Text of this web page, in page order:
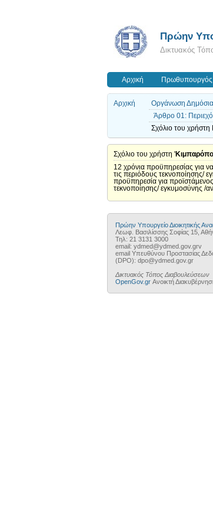
Πρώην
Δικτυακός
Αρχική Πρωθυπουργός
Αρχική
Οργάνωση
Άρθρο 01:
Σχόλιο του
Σχόλιο του χρήστη '
12 χρόνια προϋπηρεσίας για
τις περιόδους τεκνοποίησης/
προϋπηρεσία για
τεκνοποίησης/ εγκυμοσύνης /
Πρώην Υπουργείο Διοικητικής
Λεωφ. Βασιλίσσης Σοφίας 15,
Τηλ: 21 3131 3000
email: ydmed@ydmed.gov.grv
email Υπευθύνου Προστασίας
(DPO): dpo@ydmed.gov.gr
Δικτυακός Τόπος Διαβουλεύσεων
OpenGov.gr Ανοικτή